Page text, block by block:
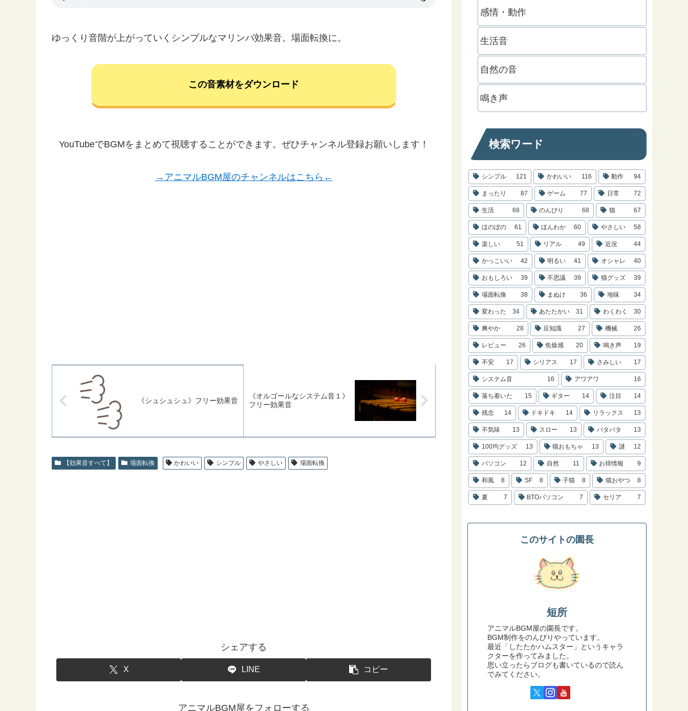
ゆっくり音階が上がっていくシンプルなマリンバ効果音。場面転換に。
この音素材をダウンロード
YouTubeでBGMをまとめて視聴することができます。ぜひチャンネル登録お願いします！
→アニマルBGM屋のチャンネルはこちら←
《シュシュシュ》フリー効果音
《オルゴールなシステム音１》
フリー効果音
【効果音すべて】 場面転換 かわいい シンプル やさしい 場面転換
シェアする
X LINE コピー
アニマルBGM屋をフォローする
感情・動作
生活音
自然の音
鳴き声
検索ワード
シンプル 121 かわいい 116 動作 94
まったり 87 ゲーム 77 日常 72
生活 68 のんびり 68 猫 67
ほのぼの 61 ほんわか 60 やさしい 58
楽しい 51 リアル 49 近況 44
かっこいい 42 明るい 41 オシャレ 40
おもしろい 39 不思議 39 猫グッズ 39
場面転換 38 まぬけ 36 地味 34
変わった 34 あたたかい 31 わくわく 30
爽やか 28 豆知識 27 機械 26
レビュー 26 焦燥感 20 鳴き声 19
不安 17 シリアス 17 さみしい 17
システム音 16 アワアワ 16
落ち着いた 15 ギター 14 注目 14
残念 14 ドキドキ 14 リラックス 13
不気味 13 スロー 13 バタバタ 13
100均グッズ 13 猫おもちゃ 13 謎 12
パソコン 12 自然 11 お得情報 9
和風 8 SF 8 子猫 8 猫おやつ 8
夏 7 BTOパソコン 7 セリア 7
このサイトの園長
短所
アニマルBGM屋の園長です。
BGM制作をのんびりやっています。
最近「したたかハムスター」というキャラ
クターを作ってみました。
思い立ったらブログも書いているので読ん
でみてください。